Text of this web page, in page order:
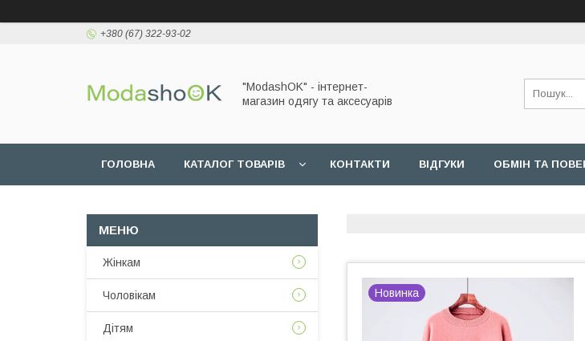
+380 (67) 322-93-02
"ModashOK" - інтернет-
магазин одягу та аксесуарів
ГОЛОВНА КАТАЛОГ ТОВАРІВ КОНТАКТИ ВІДГУКИ ОБМІН ТА
Новинка
Жінкам
Чоловікам
Дітям